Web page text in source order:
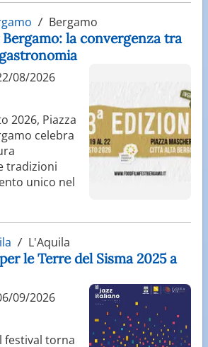
Bergamo
la convergenza tra
08/2026
2026, Piazza
celebra
tradizioni
unico nel
L'Aquila
le Terre del Sisma 2025 a
09/2026
festival torna